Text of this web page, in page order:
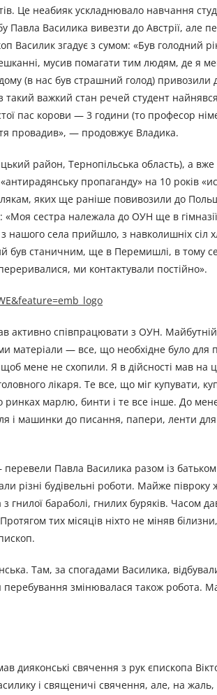
Це неабияк ускладнювало навчання
Павла Василика вивезти до Австрії, але
Василик згадує з сумом: «Був голодний
мусив помагати тим людям, де я
(в нас був страшний голод)
такий важкий стан речей студент
пас корови — 3 години (то професор
провадив», — продовжує Владика.
район, Тернопільська область), а
пропаганду» на 10 років
яких ще раніше повивозили до
сестра належала до ОУН ще в
нашого села прийшло, з навколишніх сіл
був станичним, ще в Перемишлі, в тому
ми контактували постійно».
активно співпрацювати з ОУН. Майбутній
матеріали — все, що необхідне було для
мене не схопили. Я в дійсності мав на
лікаря. Те все, що міг купувати,
ринках марлю, бинти і те все інше. До
і машинки до писання, папери, ленти
Павла Василика разом із батьком
різні будівельні роботи. Майже півроку
бараболі, гнилих буряків. Часом
тих місяців ніхто не міняв
Там, за спогадами Василика, відбували
змінювалася також робота.
дияконські свячення з рук єпископа
і священичі свячення, але, на жаль,